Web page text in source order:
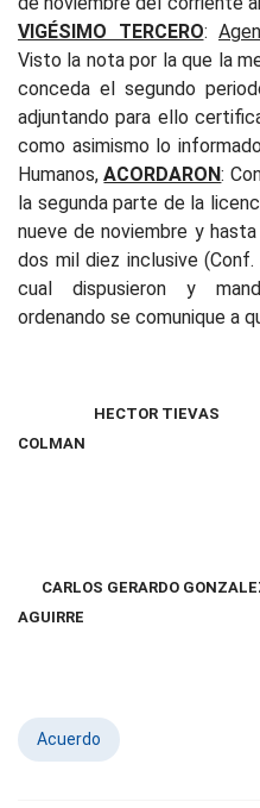
VIGÉSIMO TERCERO:
Visto la nota por la que la
conceda el segundo
adjuntando para ello
como asimismo lo
Humanos,ACORDARON:
la segunda parte de la
nueve de noviembre y
dos mil diez inclusive
cual dispusieron y
ordenando se comunique a
HECTOR TIEVAS
COLMAN
CARLOS GERARDO
AGUIRRE
Acuerdo